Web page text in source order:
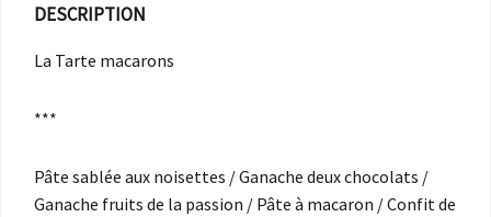
DESCRIPTION
La Tarte macarons
***
Pâte sablée aux noisettes / Ganache deux chocolats /
Ganache fruits de la passion / Pâte à macaron / Confit de